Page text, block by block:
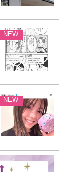
NEW
NEW